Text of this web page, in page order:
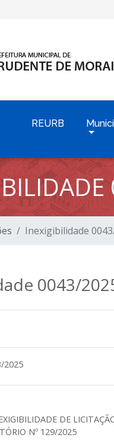
REURB
Inexigibilidade
0043/
2025
DE
Nº 129/2025